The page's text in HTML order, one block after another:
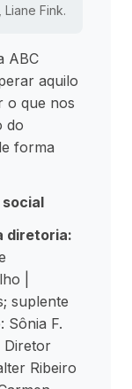
Fink.
ABC
aquilo
o que nos
do
forma
diretoria:
|
suplente
Sônia F.
Diretor
Ribeiro